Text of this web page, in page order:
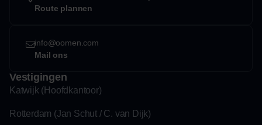
Route plannen
info@oomen.com
Mail ons
Vestigingen
Katwijk (Hoofdkantoor)
Rotterdam (Jan Schut / C. van Dijk)